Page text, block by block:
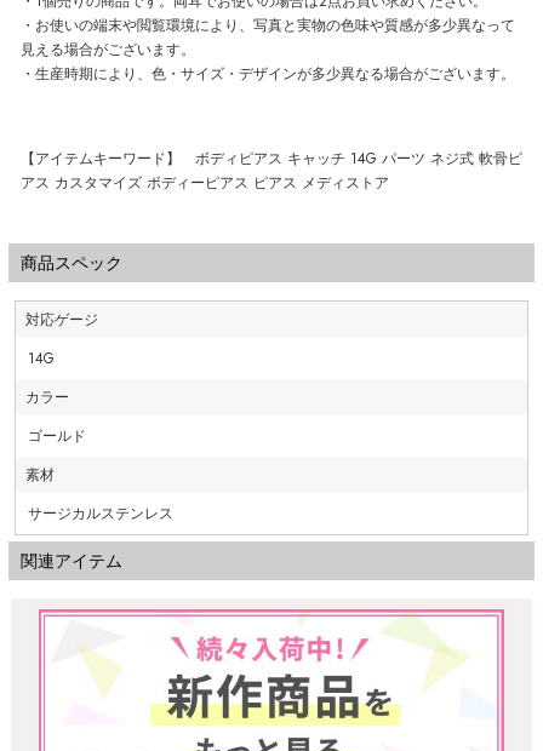
・お使いの端末や閲覧環境により、写真と実物の色味や質感が多少異なって
見える場合がございます。
・生産時期により、色・サイズ・デザインが多少異なる場合がございます。
【アイテムキーワード】 ボディピアス キャッチ 14G パーツ ネジ式 軟骨ピ
アス カスタマイズ ボディーピアス ピアス メディストア
商品スペック
対応ゲージ
14G
カラー
ゴールド
素材
サージカルステンレス
関連アイテム